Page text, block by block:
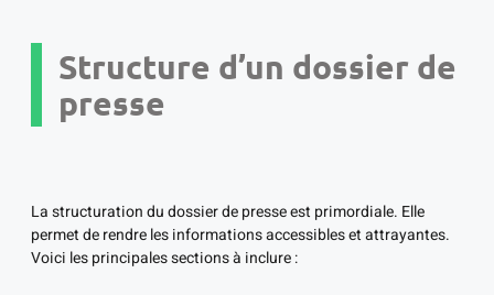
Structure d’un dossier de
presse
La structuration du dossier de presse est primordiale. Elle
permet de rendre les informations accessibles et attrayantes.
Voici les principales sections à inclure :